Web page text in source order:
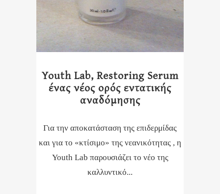
Youth Lab, Restoring Serum
ένας νέος ορός εντατικής
αναδόμησης
Για την αποκατάσταση της επιδερμίδας
και για το «κτίσιμο» της νεανικότητας , η
Youth Lab παρουσιάζει το νέο της
καλλυντικό...